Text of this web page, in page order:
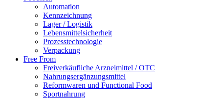
Automation
Kennzeichnung
Lager / Logistik
Lebensmittelsicherheit
Prozesstechnologie
Verpackung
Free From
Freiverkäufliche Arzneimittel / OTC
Nahrungsergänzungsmittel
Reformwaren und Functional Food
Sportnahrung